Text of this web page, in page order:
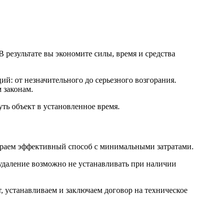
вы экономите силы, время и средства
от незначительного до серьезного возгорания.
объект в установленное время.
эффективный способ с минимальными затратами.
возможно не устанавливать при наличии
и заключаем договор на техническое